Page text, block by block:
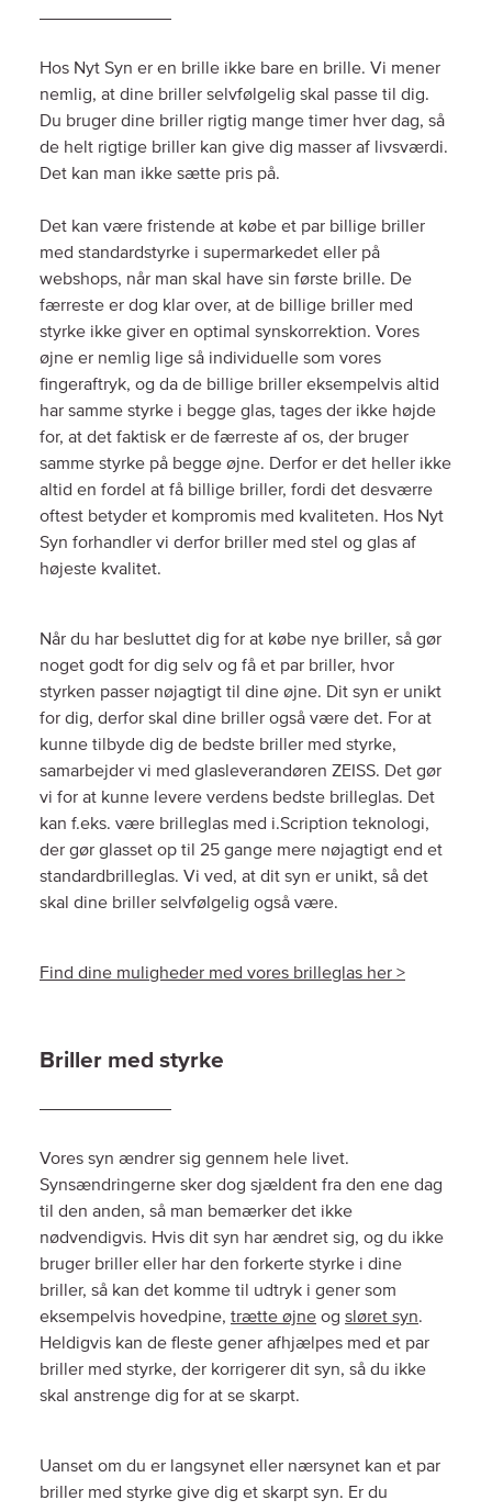
Hos Nyt Syn er en brille ikke bare en brille. Vi mener
nemlig, at dine briller selvfølgelig skal passe til dig.
Du bruger dine briller rigtig mange timer hver dag, så
de helt rigtige briller kan give dig masser af livsværdi.
Det kan man ikke sætte pris på.
Det kan være fristende at købe et par billige briller
med standardstyrke i supermarkedet eller på
webshops, når man skal have sin første brille. De
færreste er dog klar over, at de billige briller med
styrke ikke giver en optimal synskorrektion. Vores
øjne er nemlig lige så individuelle som vores
fingeraftryk, og da de billige briller eksempelvis altid
har samme styrke i begge glas, tages der ikke højde
for, at det faktisk er de færreste af os, der bruger
samme styrke på begge øjne. Derfor er det heller ikke
altid en fordel at få billige briller, fordi det desværre
oftest betyder et kompromis med kvaliteten. Hos Nyt
Syn forhandler vi derfor briller med stel og glas af
højeste kvalitet.
Når du har besluttet dig for at købe nye briller, så gør
noget godt for dig selv og få et par briller, hvor
styrken passer nøjagtigt til dine øjne. Dit syn er unikt
for dig, derfor skal dine briller også være det. For at
kunne tilbyde dig de bedste briller med styrke,
samarbejder vi med glasleverandøren ZEISS. Det gør
vi for at kunne levere verdens bedste brilleglas. Det
kan f.eks. være brilleglas med i.Scription teknologi,
der gør glasset op til 25 gange mere nøjagtigt end et
standardbrilleglas. Vi ved, at dit syn er unikt, så det
skal dine briller selvfølgelig også være.
Find dine muligheder med vores brilleglas her >
Briller med styrke
Vores syn ændrer sig gennem hele livet.
Synsændringerne sker dog sjældent fra den ene dag
til den anden, så man bemærker det ikke
nødvendigvis. Hvis dit syn har ændret sig, og du ikke
bruger briller eller har den forkerte styrke i dine
briller, så kan det komme til udtryk i gener som
eksempelvis hovedpine, trætte øjne og sløret syn.
Heldigvis kan de fleste gener afhjælpes med et par
briller med styrke, der korrigerer dit syn, så du ikke
skal anstrenge dig for at se skarpt.
Uanset om du er langsynet eller nærsynet kan et par
briller med styrke give dig et skarpt syn. Er du